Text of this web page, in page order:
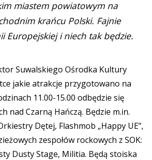
miastem powiatowym na
krańcu Polski. Fajnie
Europejskiej i niech tak będzie.
Suwalskiego Ośrodka Kultury
jakie atrakcje przygotowano na
11.00-15.00 odbędzie się
nad Czarną Hańczą. Będzie m.in.
Dętej, Flashmob „Happy UE”,
zespołów rockowych z SOK:
Dusty Stage, Militia. Będą stoiska